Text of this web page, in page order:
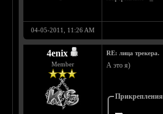
04-05-2011, 11:26 AM
4enix
Member
RE: лица трекера.
А это я)
Прикрепления